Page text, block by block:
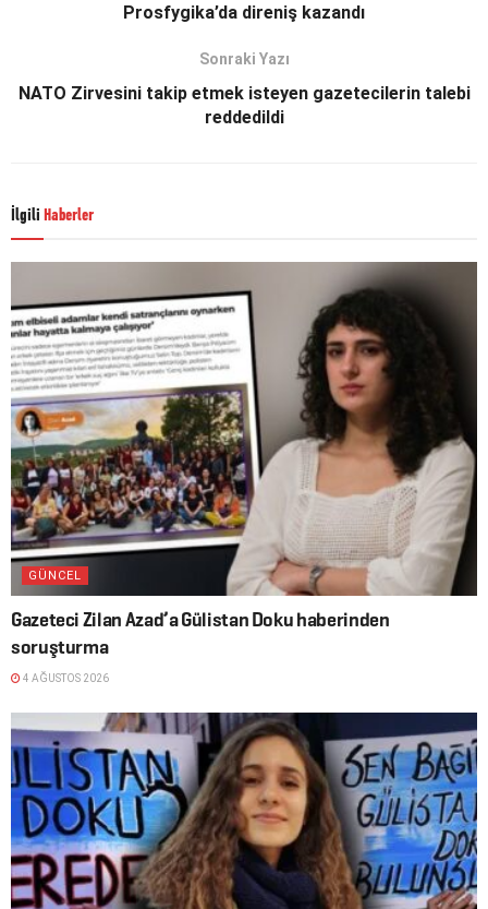
Prosfygika’da direniş kazandı
Sonraki Yazı
NATO Zirvesini takip etmek isteyen gazetecilerin talebi
reddedildi
İlgili Haberler
GÜNCEL
Gazeteci Zilan Azad’a Gülistan Doku haberinden
soruşturma
4 AĞUSTOS 2026